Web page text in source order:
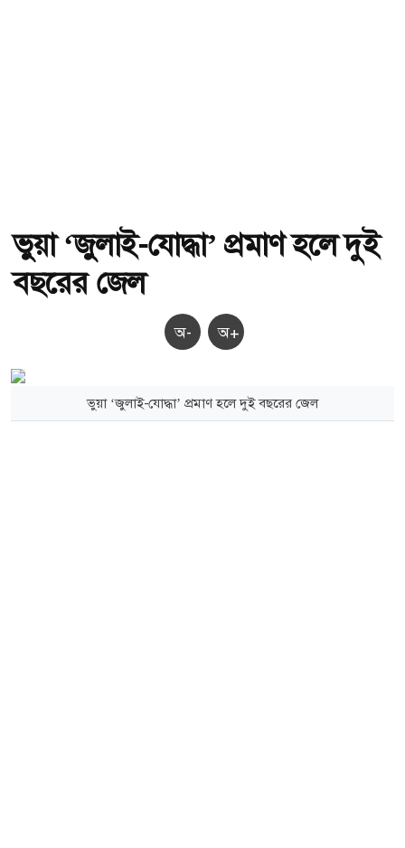
ভুয়া ‘জুলাই-যোদ্ধা’ প্রমাণ হলে দুই
বছরের জেল
অ- অ+
ভুয়া ‘জুলাই-যোদ্ধা’ প্রমাণ হলে দুই বছরের জেল